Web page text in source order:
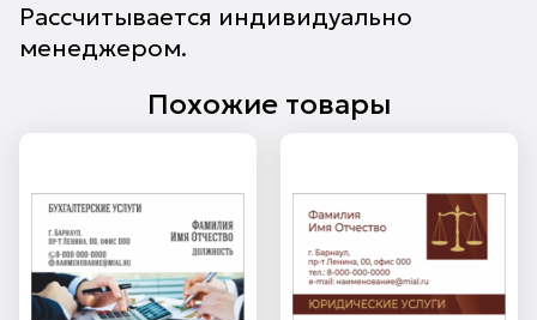
Рассчитывается индивидуально
менеджером.
Похожие товары